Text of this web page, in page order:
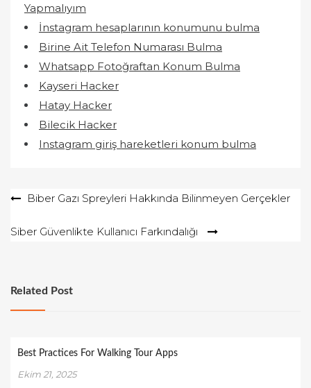
Yapmalıyım
İnstagram hesaplarının konumunu bulma
Birine Ait Telefon Numarası Bulma
Whatsapp Fotoğraftan Konum Bulma
Kayseri Hacker
Hatay Hacker
Bilecik Hacker
Instagram giriş hareketleri konum bulma
YazıBiber Gazı Spreyleri Hakkında Bilinmeyen Gerçekler
Siber Güvenlikte Kullanıcı Farkındalığı
Related Post
Best Practices For Walking Tour Apps
Ekim 21, 2025